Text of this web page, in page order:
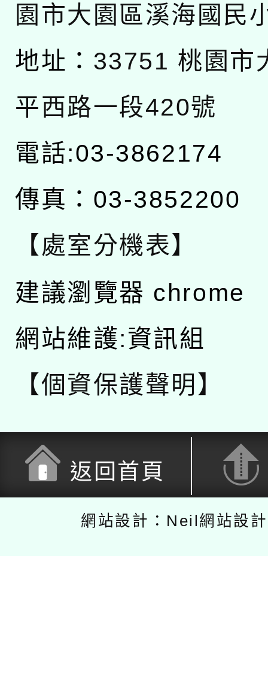
園市大園區溪海國民
地址： 33751 桃園市
平西路一段420號
電話:03-3862174
傳真：03-3852200
【處室分機表】
建議瀏覽器 chrome
網站維護:資訊組
【個資保護聲明】
返回首頁
網站設計：Neil網站設